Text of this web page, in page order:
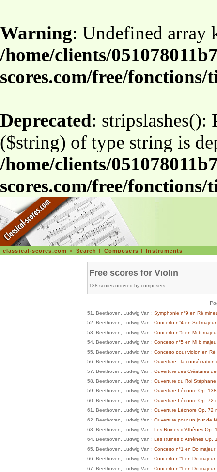
Warning: Undefined array
/home/clients/
scores.com/free/
Deprecated: stripslashes():
($string) of type string is
/home/clients/
scores.com/free/
classical-scores.com > Search | Composers |Instruments
Free scores for Violin
188 scores ordered by composers :
51. Beethoven, Ludwig Van : Symphonie n°9 en Ré
52. Beethoven, Ludwig Van : Concerto n°4 en Sol
53. Beethoven, Ludwig Van : Concerto n°5 en Mi b
54. Beethoven, Ludwig Van : Concerto n°5 en Mi b
55. Beethoven, Ludwig Van : Concerto pour violon en
56. Beethoven, Ludwig Van : Ouverture : la consécration
57. Beethoven, Ludwig Van : Ouverture des Créatures
58. Beethoven, Ludwig Van : Ouverture du Roi Stéphane
59. Beethoven, Ludwig Van : Ouverture Léonore Op. 138
60. Beethoven, Ludwig Van : Ouverture Léonore Op. 72
61. Beethoven, Ludwig Van : Ouverture Léonore Op. 72
62. Beethoven, Ludwig Van : Ouverture pour un jour de
63. Beethoven, Ludwig Van : Les Ruines d'Athènes Op.
64. Beethoven, Ludwig Van : Les Ruines d'Athènes Op.
65. Beethoven, Ludwig Van : Concerto n°1 en Do
66. Beethoven, Ludwig Van : Concerto n°1 en Do
67. Beethoven, Ludwig Van : Concerto n°1 en Do